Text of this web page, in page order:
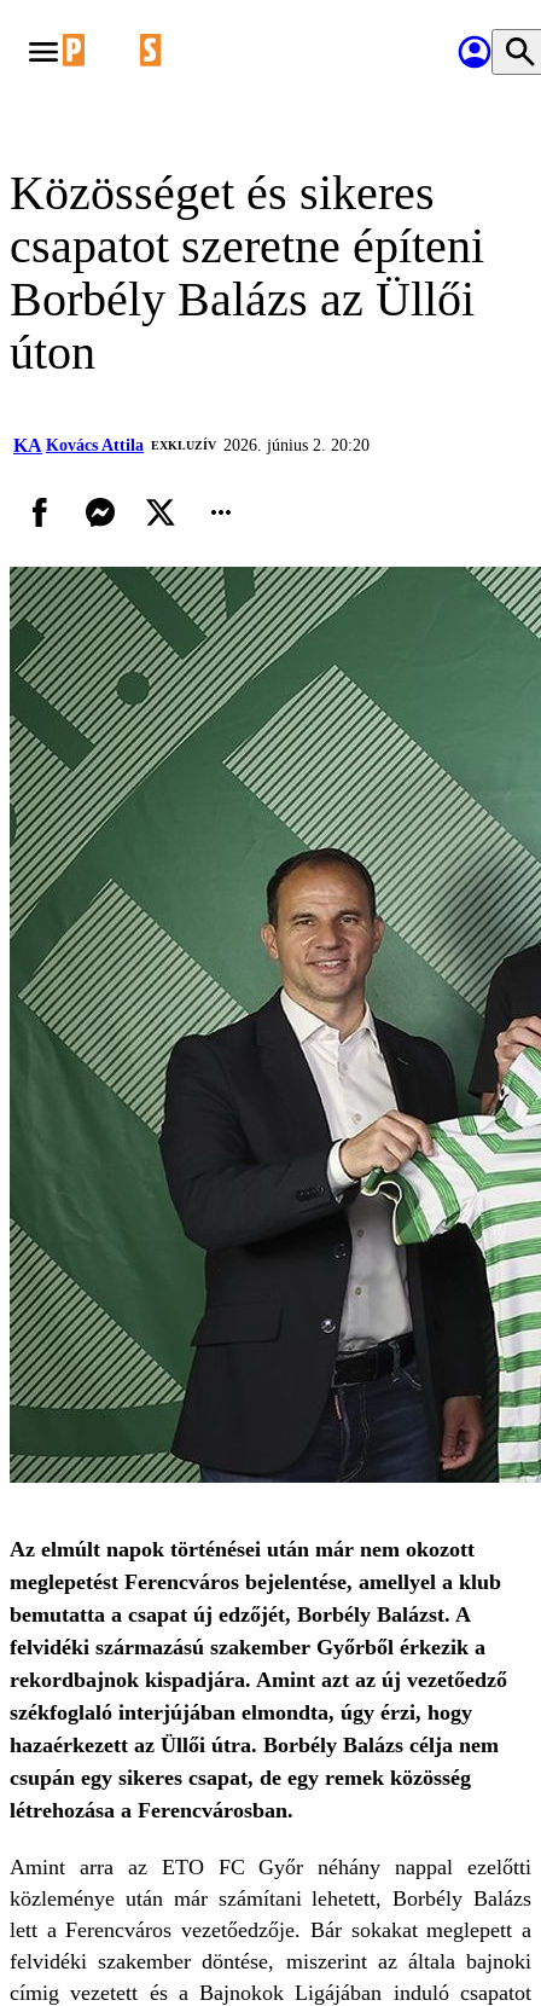
Közösséget és sikeres
csapatot szeretne építeni
Borbély Balázs az Üllői
úton
KA Kovács Attila EXKLUZÍV 2026. június 2. 20:20
Az elmúlt napok történései után már nem okozott
meglepetést Ferencváros bejelentése, amellyel a klub
bemutatta a csapat új edzőjét, Borbély Balázst. A
felvidéki származású szakember Győrből érkezik a
rekordbajnok kispadjára. Amint azt az új vezetőedző
székfoglaló interjújában elmondta, úgy érzi, hogy
hazaérkezett az Üllői útra. Borbély Balázs célja nem
csupán egy sikeres csapat, de egy remek közösség
létrehozása a Ferencvárosban.
Amint arra az ETO FC Győr néhány nappal ezelőtti
közleménye után már számítani lehetett, Borbély Balázs
lett a Ferencváros vezetőedzője. Bár sokakat meglepett a
felvidéki szakember döntése, miszerint az általa bajnoki
címig vezetett és a Bajnokok Ligájában induló csapatot